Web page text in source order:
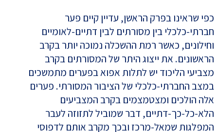
כפי שראינו בפרק הראשן, עדיין קיים פער
חברתי-כלכלי בין מסורתים לבין דתיים-לאומיים
וחילונים, כאשר רמת ההשכלה נמוכה יותר בקרב
הראשונים. את ייצוג היתר של המסורתים בקרב
מצביעי הליכוד יש לתלות אפוא בפערים מתמשכים
במצב החברתי-כלכלי של הציבור המסורתי. פערים
אלה הולכים ומצטמצמים בקרב המצביעים
הלא-כל-כך-דתיים, דבר שמוביל לתזוזה לעבר
המפלגות שמאל-מרכז ובכך מקרב אותם לדפוסי